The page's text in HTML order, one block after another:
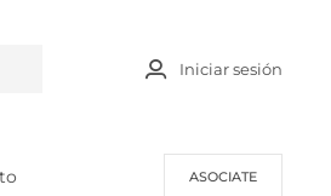
Iniciar sesión
ASOCIATE